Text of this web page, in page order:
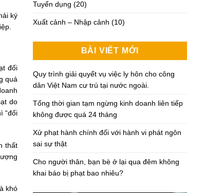
ký
đối
quá
do
“đối
thất
khó
Tuyển dụng (20)
Xuất cảnh – Nhập cảnh (10)
BÀI VIẾT MỚI
Quy trình giải quyết vụ việc ly hôn cho công
dân Việt Nam cư trú tại nước ngoài.
Tổng thời gian tạm ngừng kinh doanh liên tiếp
không được quá 24 tháng
Xử phạt hành chính đối với hành vi phát ngôn
sai sự thật
Cho người thân, bạn bè ở lại qua đêm không
khai báo bị phạt bao nhiêu?